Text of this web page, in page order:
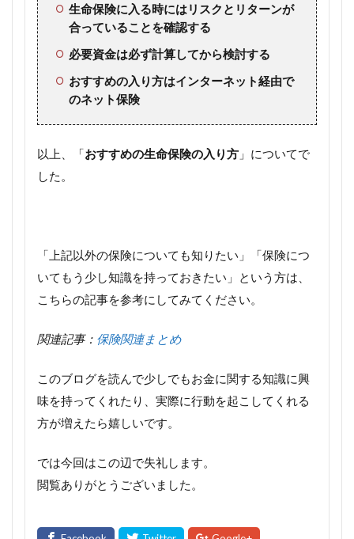
生命保険に入る時にはリスクとリターンが
合っていることを確認する
必要資金は必ず計算してから検討する
おすすめの入り方はインターネット経由で
のネット保険
以上、「おすすめの生命保険の入り方 」についてで
した。
「上記以外の保険についても知りたい」「保険につ
いてもう少し知識を持っておきたい」という方は、
こちらの記事を参考にしてみてください。
関連記事： 保険関連まとめ
このブログを読んで少しでもお金に関する知識に興
味を持ってくれたり、実際に行動を起こしてくれる
方が増えたら嬉しいです。
では今回はこの辺で失礼します。
閲覧ありがとうございました。